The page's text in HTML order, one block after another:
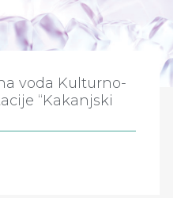
voda Kulturno-
“Kakanjski